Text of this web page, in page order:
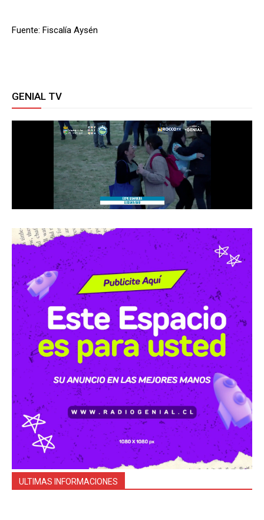
Fuente: Fiscalía Aysén
GENIAL TV
ULTIMAS INFORMACIONES